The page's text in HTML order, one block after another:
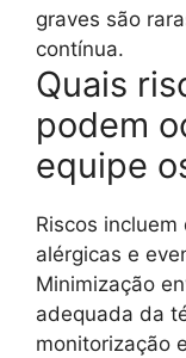
graves são
contínua.
Quais
podem
equipe
Riscos
alérgicas e
Minimização
adequada da
monitorização